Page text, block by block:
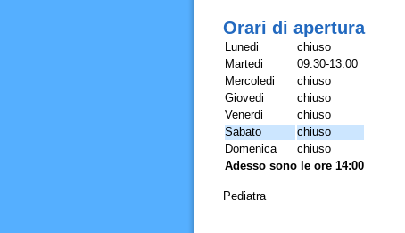
Orari di apertura
Lunedi
chiuso
Martedi
09:30-13:00
Mercoledi
chiuso
Giovedi
chiuso
Venerdi
chiuso
Sabato
chiuso
Domenica
chiuso
Adesso sono le ore 14:00
Pediatra